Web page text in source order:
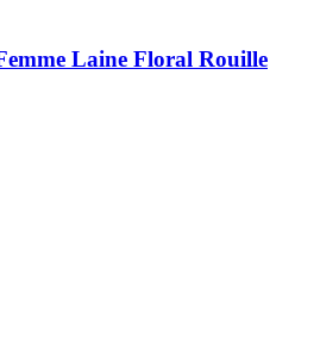
Laine Floral Rouille